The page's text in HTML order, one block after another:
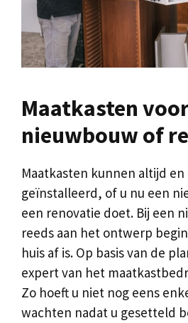
Maatkasten
nieuwbouw of
Maatkasten kunnen altijd
geïnstalleerd, of u nu een
een renovatie doet. Bij een
reeds aan het ontwerp
huis af is. Op basis van de
expert van het
Zo hoeft u niet nog eens
wachten nadat u gesetteld